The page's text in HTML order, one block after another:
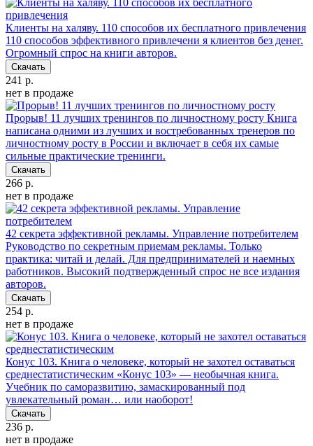
Клиенты на халяву. 110 способов их бесплатного привлечения
110 способов эффективного привлечени я клиентов без денег.
Огромный спрос на книги авторов.
Скачать
241 р.
нет в продаже
Прорыв! 11 лучших тренингов по личностному росту Книга
написана одними из лучших и востребованных тренеров по
личностному росту в России и включает в себя их самые
сильные практические тренинги.
Скачать
266 р.
нет в продаже
42 секрета эффективной рекламы. Управление потребителем
Руководство по секретным приемам рекламы. Только
практика: читай и делай. Для предпринимателей и наемных
работников. Высокий подтвержденный спрос не все издания
авторов.
Скачать
254 р.
нет в продаже
Конус 103. Книга о человеке, который не захотел оставаться
среднестатистическим «Конус 103» — необычная книга.
Учебник по саморазвитию, замаскированный под
увлекательный роман… или наоборот!
Скачать
236 р.
нет в продаже